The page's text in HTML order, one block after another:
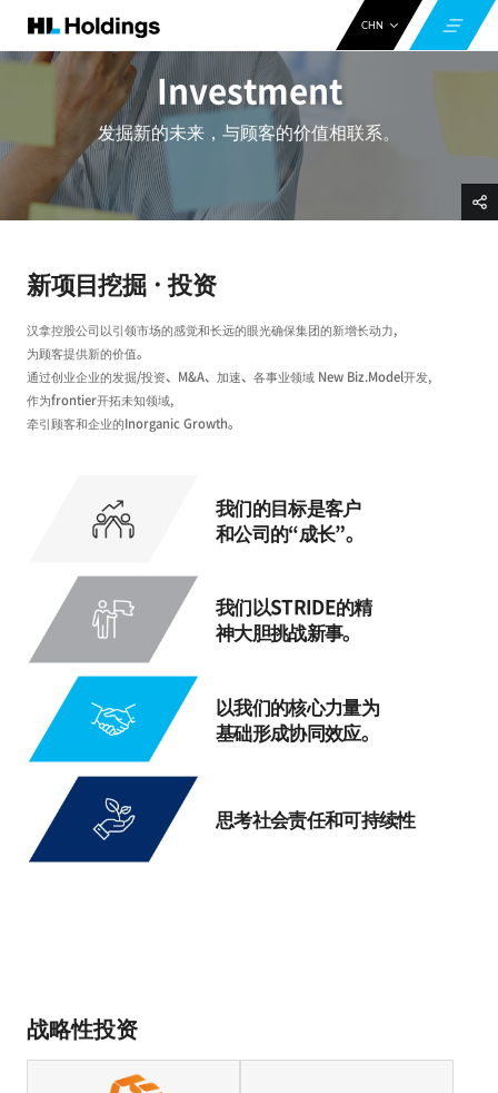
CHN
Investment
发掘新的未来，与顾客的价值相联系。
新项目挖掘ㆍ投资
汉拿控股公司以引领市场的感觉和长远的眼光确保集团的新增长动力,
为顾客提供新的价值。
通过创业企业的发掘/投资、M&A、加速、各事业领域 New Biz.Model开发,
作为frontier开拓未知领域,
牵引顾客和企业的Inorganic Growth。
我们的目标是客户
和公司的“成长”。
我们以STRIDE的精
神大胆挑战新事。
以我们的核心力量为
基础形成协同效应。
思考社会责任和可持续性
战略性投资